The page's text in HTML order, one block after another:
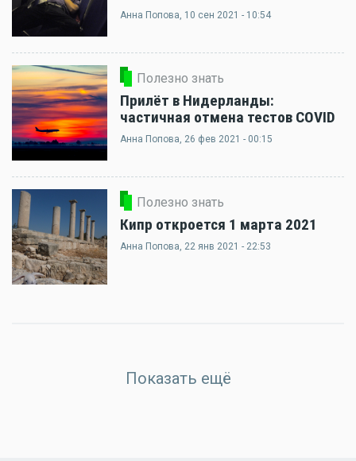
Анна Попова, 10 сен 2021 - 10:54
Полезно знать
Прилёт в Нидерланды:
частичная отмена тестов COVID
Анна Попова, 26 фев 2021 - 00:15
Полезно знать
Кипр откроется 1 марта 2021
Анна Попова, 22 янв 2021 - 22:53
Показать ещё